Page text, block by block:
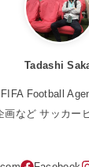
Tadashi
Football
画など サッカー